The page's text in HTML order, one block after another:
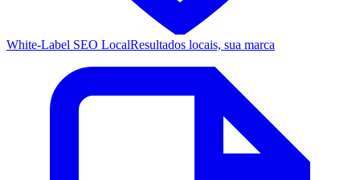
White-Label SEO LocalResultados locais, sua marca